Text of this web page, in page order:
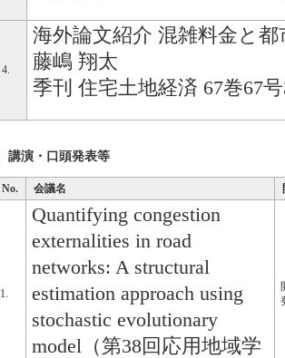
4.
海外論文紹介 混雑料金と
藤嶋 翔太
季刊 住宅土地経済 67巻67
講演・口頭発表等
No. 会議名
1.
Quantifying congestion
externalities in road
networks: A structural
estimation approach using
stochastic evolutionary
model（第38回応用地域学